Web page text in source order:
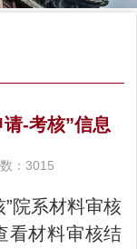
-考核”信息
： 3015
院系材料审核
看材料审核结